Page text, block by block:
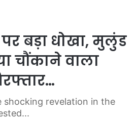
बड़ा धोखा, मुलुंड
चौंकाने वाला
shocking revelation in the